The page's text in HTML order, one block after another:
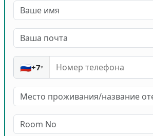
🇷🇺+7▾